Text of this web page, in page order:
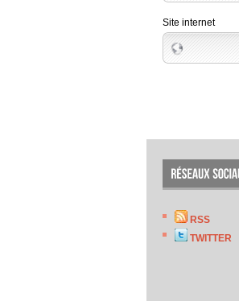
Site internet
RSS
TWITTER